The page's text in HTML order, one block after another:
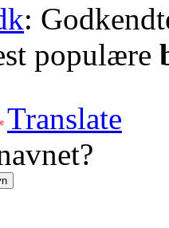
:
populære
Translate